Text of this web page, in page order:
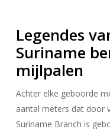
Legendes
Suriname
mijlpalen
Achter elke geboorde
aantal meters dat door
Suriname Branch is